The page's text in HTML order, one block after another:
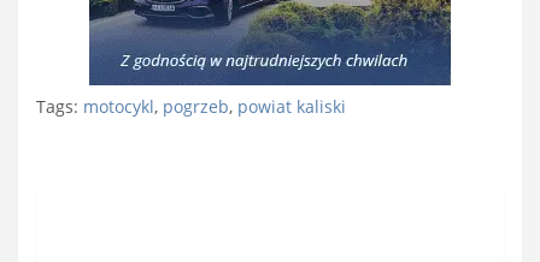
Tags: motocykl, pogrzeb, powiat kaliski